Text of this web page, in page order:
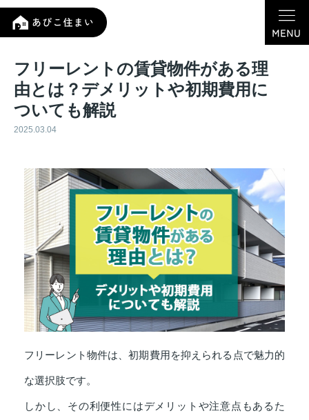
フリーレントの賃貸物件がある理
由とは？デメリットや初期費用に
ついても解説
2025.03.04
フリーレント物件は、初期費用を抑えられる点で魅力的
な選択肢です。
しかし、その利便性にはデメリットや注意点もあるた